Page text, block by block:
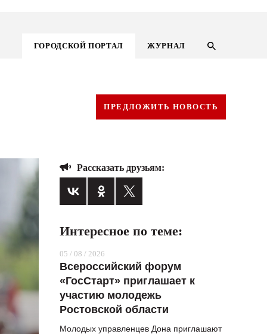
ГОРОДСКОЙ ПОРТАЛ ЖУРНАЛ
ГОРОДСКОЙ ПОРТАЛ
ВОПРОС НЕДЕЛИ
ТАМ И ТУТ
ПРЕДЛОЖИТЬ НОВОСТЬ
Рассказать друзьям:
Интересное по теме:
05 / 08 / 2026
Всероссийский форум
«ГосСтарт» приглашает к
участию молодежь
Ростовской области
Молодых управленцев Дона приглашают